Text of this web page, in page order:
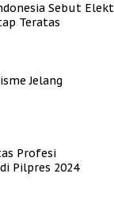
Sebut
Teratas
Jelang
Profesi
Pilpres 2024